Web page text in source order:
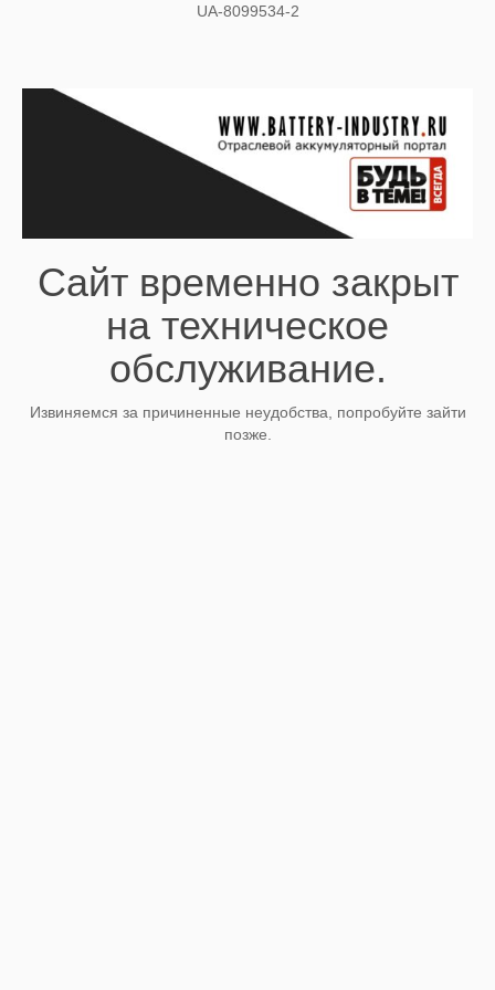
UA-8099534-2
Сайт временно закрыт
на техническое
обслуживание.
Извиняемся за причиненные неудобства, попробуйте зайти
позже.